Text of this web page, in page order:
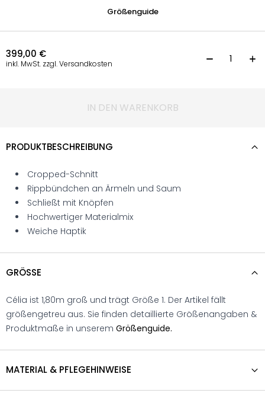
Größenguide
399,00 €
inkl. MwSt. zzgl. Versandkosten
IN DEN WARENKORB
PRODUKTBESCHREIBUNG
Cropped-Schnitt
Rippbündchen an Ärmeln und Saum
Schließt mit Knöpfen
Hochwertiger Materialmix
Weiche Haptik
GRÖSSE
Célia ist 1,80m groß und trägt Größe 1. Der Artikel fällt
größengetreu aus. Sie finden detaillierte Größenangaben &
Produktmaße in unserem Größenguide.
MATERIAL & PFLEGEHINWEISE